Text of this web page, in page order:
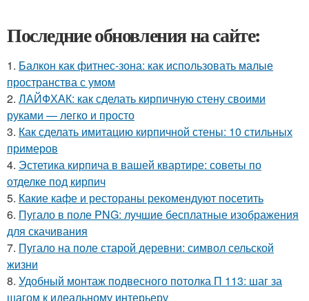
Последние обновления на сайте:
1. Балкон как фитнес-зона: как использовать малые
пространства с умом
2. ЛАЙФХАК: как сделать кирпичную стену своими
руками — легко и просто
3. Как сделать имитацию кирпичной стены: 10 стильных
примеров
4. Эстетика кирпича в вашей квартире: советы по
отделке под кирпич
5. Какие кафе и рестораны рекомендуют посетить
6. Пугало в поле PNG: лучшие бесплатные изображения
для скачивания
7. Пугало на поле старой деревни: символ сельской
жизни
8. Удобный монтаж подвесного потолка П 113: шаг за
шагом к идеальному интерьеру